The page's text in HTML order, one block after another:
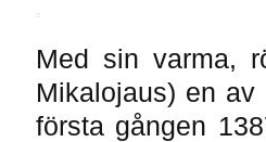
Med sin varma,
Mikalojaus) en
första gången